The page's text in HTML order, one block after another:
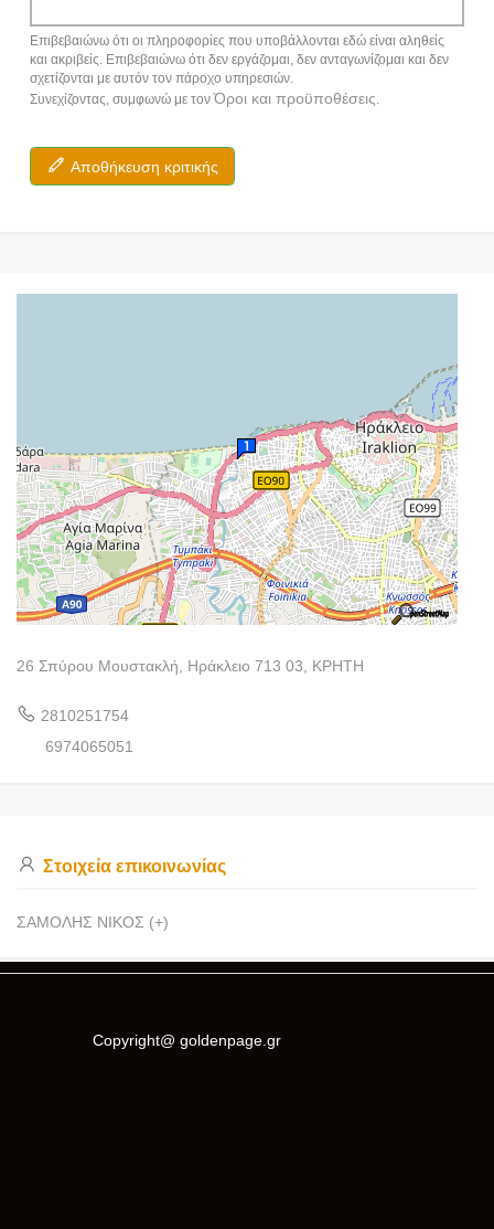
Επιβεβαιώνω ότι οι πληροφορίες που υποβάλλονται εδώ είναι αληθείς
και ακριβείς. Επιβεβαιώνω ότι δεν εργάζομαι, δεν ανταγωνίζομαι και δεν
σχετίζονται με αυτόν τον πάροχο υπηρεσιών.
Συνεχίζοντας, συμφωνώ με τονΌροι και προϋποθέσεις
Αποθήκευση κριτικής
26 Σπύρου Μουστακλή, Ηράκλειο 713 03, ΚΡΗΤΗ
2810251754
6974065051
Στοιχεία επικοινωνίας
ΣΑΜΟΛΗΣ ΝΙΚΟΣ (+)
Copyright@ goldenpage.gr